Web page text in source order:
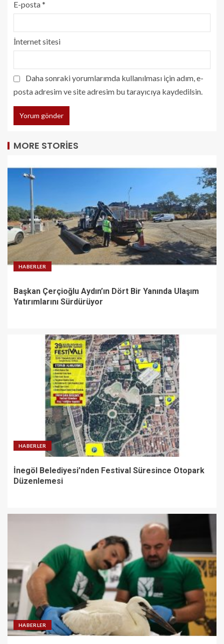
E-posta*
İnternet sitesi
Daha sonraki yorumlarımda kullanılması için adım, e-
posta adresim ve site adresim bu tarayıcıya kaydedilsin.
MORE STORIES
HABERLER
Başkan Çerçioğlu Aydın’ın Dört Bir Yanında Ulaşım
Yatırımlarını Sürdürüyor
HABERLER
İnegöl Belediyesi’nden Festival Süresince Otopark
Düzenlemesi
HABERLER